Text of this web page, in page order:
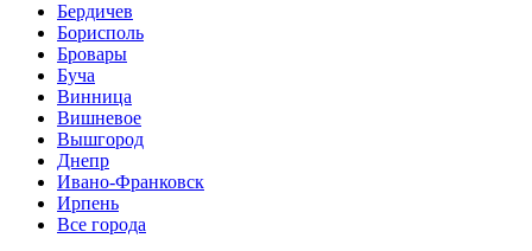
Бердичев
Борисполь
Бровары
Буча
Винница
Вишневое
Вышгород
Днепр
Ивано-Франковск
Ирпень
Все города